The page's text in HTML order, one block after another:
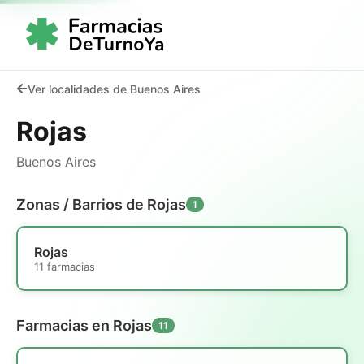
Ver localidades de Buenos Aires
Rojas
Buenos Aires
Zonas / Barrios de Rojas 1
Rojas
11 farmacias
Farmacias en Rojas 11